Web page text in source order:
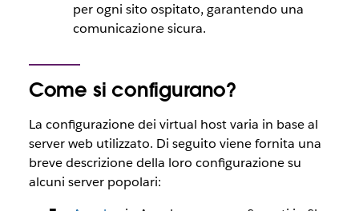
per ogni sito ospitato, garantendo una
comunicazione sicura.
Come si configurano?
La configurazione dei virtual host varia in base al
server web utilizzato. Di seguito viene fornita una
breve descrizione della loro configurazione su
alcuni server popolari: